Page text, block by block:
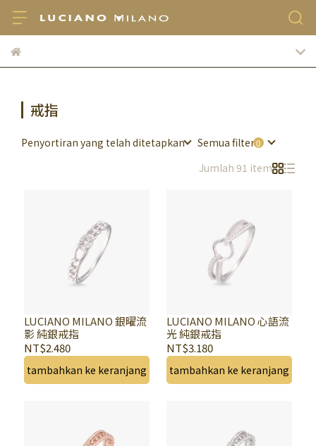
戒指
Penyortiran yang telah ditetapkan
Semua filter
Jumlah 91 item
LUCIANO MILANO 銀曜流
影 純銀戒指
NT$2.480
tambahkan ke keranjang
LUCIANO MILANO 心語流
光 純銀戒指
NT$3.180
tambahkan ke keranjang